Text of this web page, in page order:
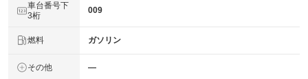
車台番号下
3桁
009
燃料 ガソリン
その他 ―